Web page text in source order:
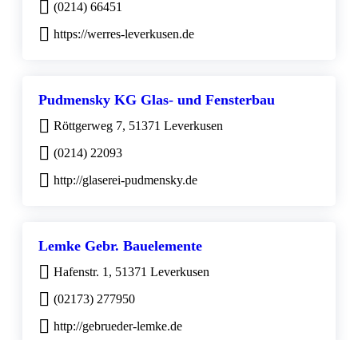
(0214) 66451
https://werres-leverkusen.de
Pudmensky KG Glas- und Fensterbau
Röttgerweg 7, 51371 Leverkusen
(0214) 22093
http://glaserei-pudmensky.de
Lemke Gebr. Bauelemente
Hafenstr. 1, 51371 Leverkusen
(02173) 277950
http://gebrueder-lemke.de